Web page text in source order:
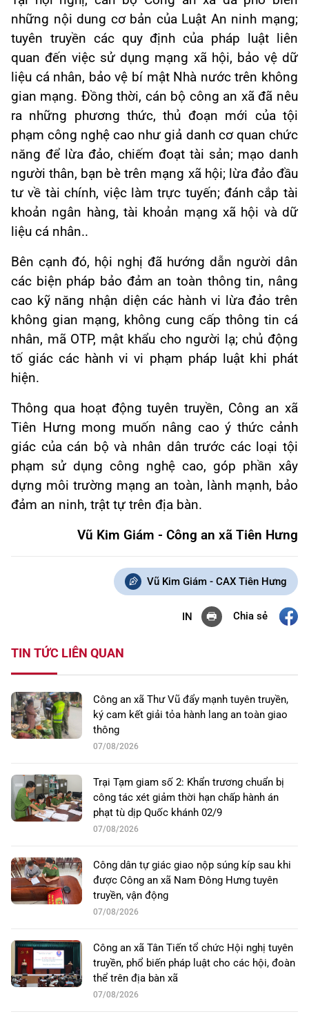
những nội dung cơ bản của Luật An ninh mạng;
tuyên truyền các quy định của pháp luật liên
quan đến việc sử dụng mạng xã hội, bảo vệ dữ
liệu cá nhân, bảo vệ bí mật Nhà nước trên không
gian mạng. Đồng thời, cán bộ công an xã đã nêu
ra những phương thức, thủ đoạn mới của tội
phạm công nghệ cao như giả danh cơ quan chức
năng để lừa đảo, chiếm đoạt tài sản; mạo danh
người thân, bạn bè trên mạng xã hội; lừa đảo đầu
tư về tài chính, việc làm trực tuyến; đánh cắp tài
khoản ngân hàng, tài khoản mạng xã hội và dữ
liệu cá nhân..
Bên cạnh đó, hội nghị đã hướng dẫn người dân
các biện pháp bảo đảm an toàn thông tin, nâng
cao kỹ năng nhận diện các hành vi lừa đảo trên
không gian mạng, không cung cấp thông tin cá
nhân, mã OTP, mật khẩu cho người lạ; chủ động
tố giác các hành vi vi phạm pháp luật khi phát
hiện.
Thông qua hoạt động tuyên truyền, Công an xã
Tiên Hưng mong muốn nâng cao ý thức cảnh
giác của cán bộ và nhân dân trước các loại tội
phạm sử dụng công nghệ cao, góp phần xây
dựng môi trường mạng an toàn, lành mạnh, bảo
đảm an ninh, trật tự trên địa bàn.
Vũ Kim Giám - Công an xã Tiên Hưng
Vũ Kim Giám - CAX Tiên Hưng
IN Chia sẻ
TIN TỨC LIÊN QUAN
Công an xã Thư Vũ đẩy mạnh tuyên truyền,
ký cam kết giải tỏa hành lang an toàn giao
thông
07/08/2026
Trại Tạm giam số 2: Khẩn trương chuẩn bị
công tác xét giảm thời hạn chấp hành án
phạt tù dịp Quốc khánh 02/9
07/08/2026
Công dân tự giác giao nộp súng kíp sau khi
được Công an xã Nam Đông Hưng tuyên
truyền, vận động
07/08/2026
Công an xã Tân Tiến tổ chức Hội nghị tuyên
truyền, phổ biến pháp luật cho các hội, đoàn
thể trên địa bàn xã
07/08/2026